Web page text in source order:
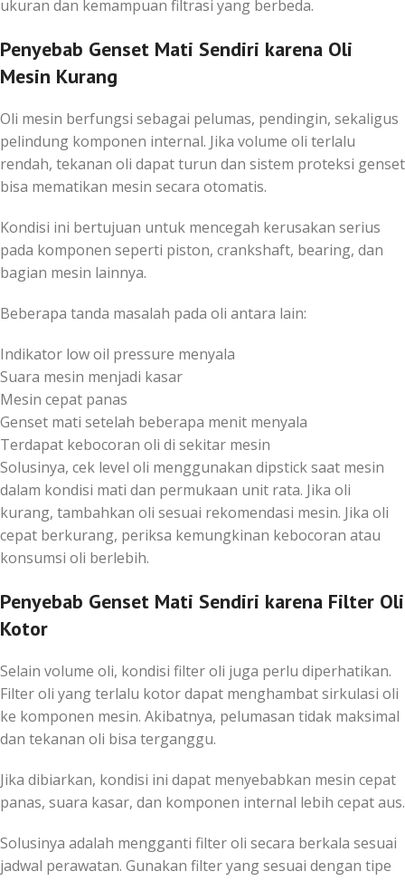
ukuran dan kemampuan filtrasi yang berbeda.
Penyebab Genset Mati Sendiri karena Oli
Mesin Kurang
Oli mesin berfungsi sebagai pelumas, pendingin, sekaligus
pelindung komponen internal. Jika volume oli terlalu
rendah, tekanan oli dapat turun dan sistem proteksi genset
bisa mematikan mesin secara otomatis.
Kondisi ini bertujuan untuk mencegah kerusakan serius
pada komponen seperti piston, crankshaft, bearing, dan
bagian mesin lainnya.
Beberapa tanda masalah pada oli antara lain:
Indikator low oil pressure menyala
Suara mesin menjadi kasar
Mesin cepat panas
Genset mati setelah beberapa menit menyala
Terdapat kebocoran oli di sekitar mesin
Solusinya, cek level oli menggunakan dipstick saat mesin
dalam kondisi mati dan permukaan unit rata. Jika oli
kurang, tambahkan oli sesuai rekomendasi mesin. Jika oli
cepat berkurang, periksa kemungkinan kebocoran atau
konsumsi oli berlebih.
Penyebab Genset Mati Sendiri karena Filter Oli
Kotor
Selain volume oli, kondisi filter oli juga perlu diperhatikan.
Filter oli yang terlalu kotor dapat menghambat sirkulasi oli
ke komponen mesin. Akibatnya, pelumasan tidak maksimal
dan tekanan oli bisa terganggu.
Jika dibiarkan, kondisi ini dapat menyebabkan mesin cepat
panas, suara kasar, dan komponen internal lebih cepat aus.
Solusinya adalah mengganti filter oli secara berkala sesuai
jadwal perawatan. Gunakan filter yang sesuai dengan tipe